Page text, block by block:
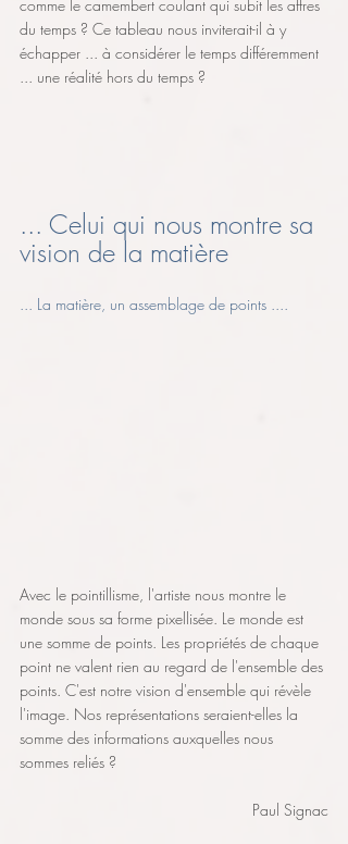
comme le camembert coulant qui subit les affres
du temps ? Ce tableau nous inviterait-il à y
échapper ... à considérer le temps différemment
... une réalité hors du temps ?
... Celui qui nous montre sa
vision de la matière
... La matière, un assemblage de points ....
Avec le pointillisme, l'artiste nous montre le
monde sous sa forme pixellisée. Le monde est
une somme de points. Les propriétés de chaque
point ne valent rien au regard de l'ensemble des
points. C'est notre vision d'ensemble qui révèle
l'image. Nos représentations seraient-elles la
somme des informations auxquelles nous
sommes reliés ?
Paul Signac